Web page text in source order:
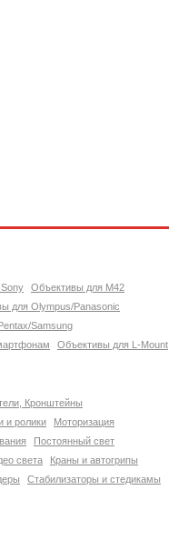
Объективы для M42
для Olympus/Panasonic
Samsung
Объективы для L-Mount
Кронштейны
и ролики
Моторизация
Постоянный свет
света
Краны и автогрипы
Стабилизаторы и стедикамы